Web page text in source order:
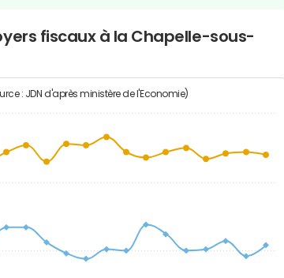
fiscaux à la Chapelle-sous-
: JDN d'après ministère de l'Economie)